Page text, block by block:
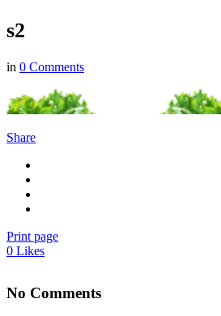
s2
in 0 Comments
Share
Print page
0 Likes
No Comments